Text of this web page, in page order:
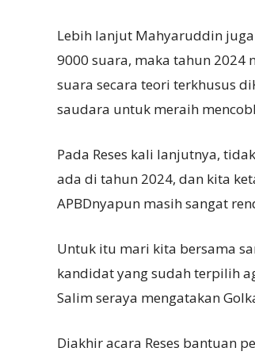
Lebih lanjut Mahyaruddin
9000 suara, maka tahun 2024
suara secara teori terkhusus
saudara untuk meraih
Pada Reses kali lanjutnya,
ada di tahun 2024, dan kita
APBDnyapun masih sangat
Untuk itu mari kita bersama
kandidat yang sudah terpilih
Salim seraya mengatakan
Diakhir acara Reses bantuan